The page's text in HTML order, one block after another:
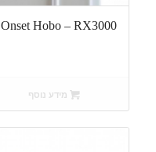
Onset Hobo – RX3000 – תחנה מטארולוגית
מידע נוסף